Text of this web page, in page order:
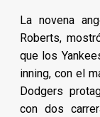
La novena
Roberts,
que los
inning, con el
Dodgers
con dos